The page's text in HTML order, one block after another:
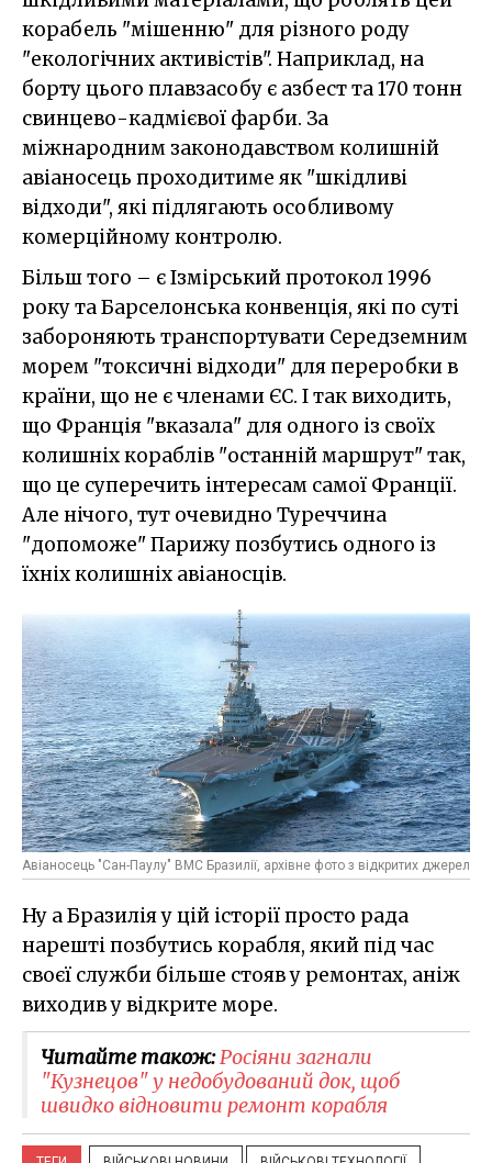
корабель "мішенню" для різного роду
"екологічних активістів". Наприклад, на
борту цього плавзасобу є азбест та 170 тонн
свинцево-кадмієвої фарби. За
міжнародним законодавством колишній
авіаносець проходитиме як "шкідливі
відходи", які підлягають особливому
комерційному контролю.
Більш того – є Ізмірський протокол 1996
року та Барселонська конвенція, які по суті
забороняють транспортувати Середземним
морем "токсичні відходи" для переробки в
країни, що не є членами ЄС. І так виходить,
що Франція "вказала" для одного із своїх
колишніх кораблів "останній маршрут" так,
що це суперечить інтересам самої Франції.
Але нічого, тут очевидно Туреччина
"допоможе" Парижу позбутись одного із
їхніх колишніх авіаносців.
Авіаносець "Сан-Паулу" ВМС Бразилії, архівне фото з відкритих джерел
Ну а Бразилія у цій історії просто рада
нарешті позбутись корабля, який під час
своєї служби більше стояв у ремонтах, аніж
виходив у відкрите море.
Читайте також:Росіяни загнали
"Кузнецов" у недобудований док, щоб
швидко відновити ремонт корабля